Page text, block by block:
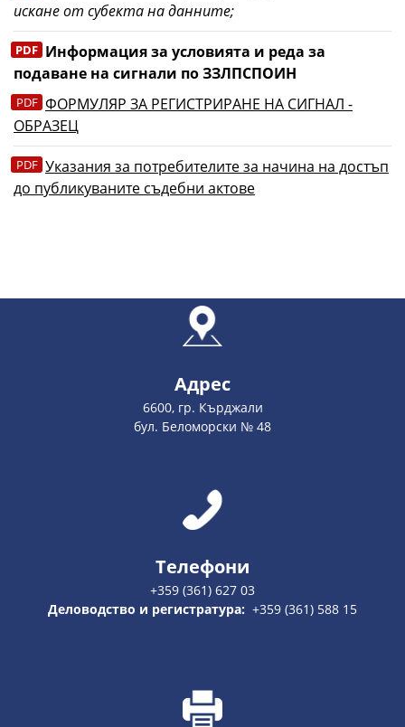
искане от субекта на данните;
Информация за условията и реда за
подаване на сигнали по ЗЗЛПСПОИН
ФОРМУЛЯР ЗА РЕГИСТРИРАНЕ НА СИГНАЛ -
ОБРАЗЕЦ
Указания за потребителите за начина на достъп
до публикуваните съдебни актове
Адрес
6600, гр. Кърджали
бул. Беломорски № 48
Телефони
+359 (361) 627 03
Деловодство и регистратура: +359 (361) 588 15